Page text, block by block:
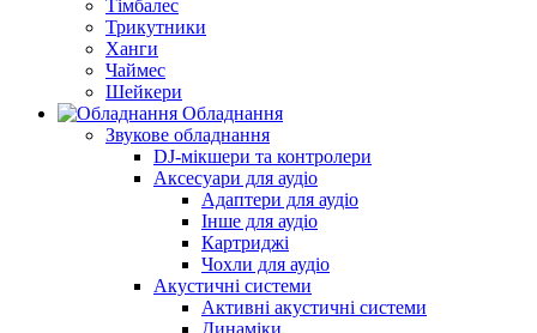
Тімбалес
Трикутники
Ханги
Чаймес
Шейкери
Обладнання
Звукове обладнання
DJ-мікшери та контролери
Аксесуари для аудіо
Адаптери для аудіо
Інше для аудіо
Картриджі
Чохли для аудіо
Акустичні системи
Активні акустичні системи
Динаміки